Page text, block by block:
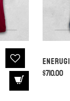
Enerugi
$710.00